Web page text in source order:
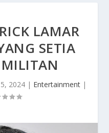
LAMAR
SETIA
2024| Entertainment|